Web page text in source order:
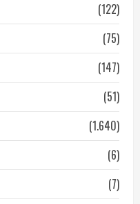
(122)
(75)
(147)
(51)
(1.640)
(6)
(7)